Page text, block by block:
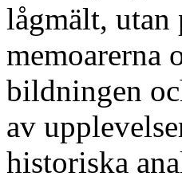
lågmält, utan
memoarerna
bildningen
av
historiska